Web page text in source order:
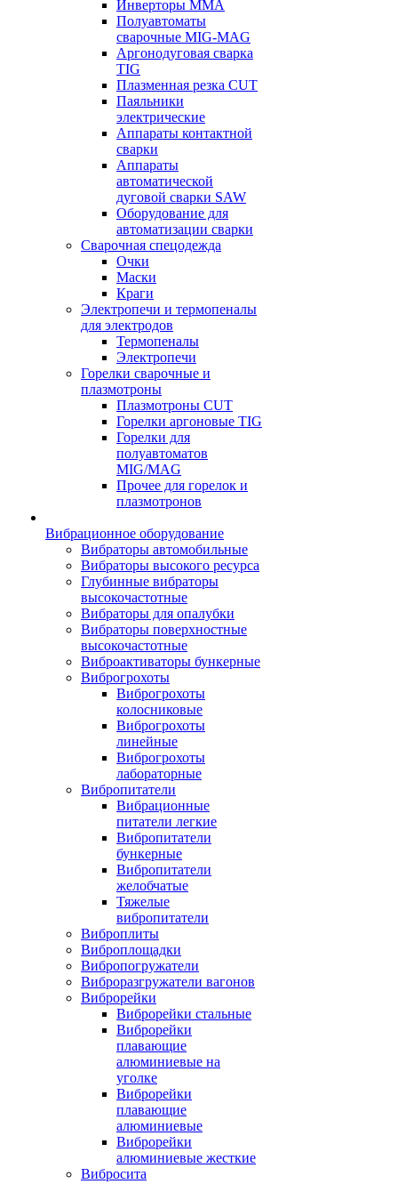
Инверторы ММА
Полуавтоматы
сварочные MIG-MAG
Аргонодуговая сварка
TIG
Плазменная резка CUT
Паяльники
электрические
Аппараты контактной
сварки
Аппараты
автоматической
дуговой сварки SAW
Оборудование для
автоматизации сварки
Сварочная спецодежда
Очки
Маски
Краги
Электропечи и термопеналы
для электродов
Термопеналы
Электропечи
Горелки сварочные и
плазмотроны
Плазмотроны CUT
Горелки аргоновые TIG
Горелки для
полуавтоматов
MIG/MAG
Прочее для горелок и
плазмотронов
Вибрационное оборудование
Вибраторы автомобильные
Вибраторы высокого ресурса
Глубинные вибраторы
высокочастотные
Вибраторы для опалубки
Вибраторы поверхностные
высокочастотные
Виброактиваторы бункерные
Виброгрохоты
Виброгрохоты
колосниковые
Виброгрохоты
линейные
Виброгрохоты
лабораторные
Вибропитатели
Вибрационные
питатели легкие
Вибропитатели
бункерные
Вибропитатели
желобчатые
Тяжелые
вибропитатели
Виброплиты
Виброплощадки
Вибропогружатели
Виброразгружатели вагонов
Виброрейки
Виброрейки стальные
Виброрейки
плавающие
алюминиевые на
уголке
Виброрейки
плавающие
алюминиевые
Виброрейки
алюминиевые жесткие
Вибросита